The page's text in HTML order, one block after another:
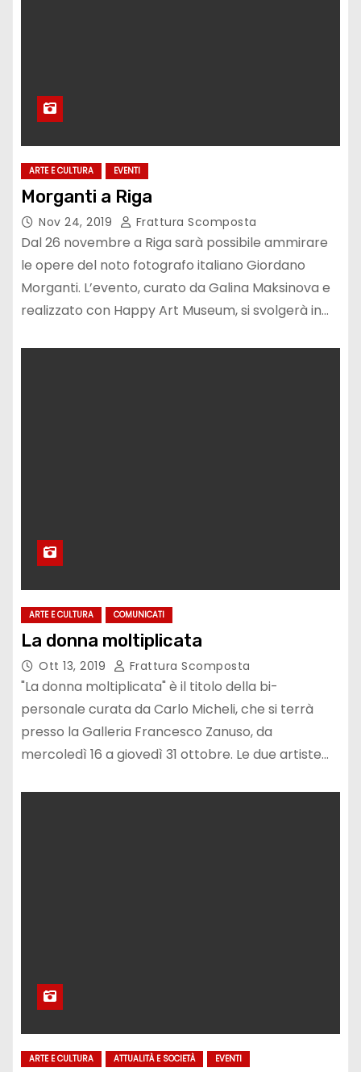
ARTE E CULTURA EVENTI
Morganti a Riga
Nov 24, 2019 Frattura Scomposta
Dal 26 novembre a Riga sarà possibile ammirare
le opere del noto fotografo italiano Giordano
Morganti. L’evento, curato da Galina Maksinova e
realizzato con Happy Art Museum, si svolgerà in…
ARTE E CULTURA COMUNICATI
La donna moltiplicata
Ott 13, 2019 Frattura Scomposta
"La donna moltiplicata" è il titolo della bi-
personale curata da Carlo Micheli, che si terrà
presso la Galleria Francesco Zanuso, da
mercoledì 16 a giovedì 31 ottobre. Le due artiste…
ARTE E CULTURA ATTUALITÀ E SOCIETÀ EVENTI